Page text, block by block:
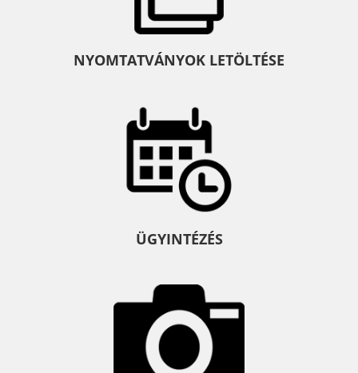
NYOMTATVÁNYOK LETÖLTÉSE
ÜGYINTÉZÉS